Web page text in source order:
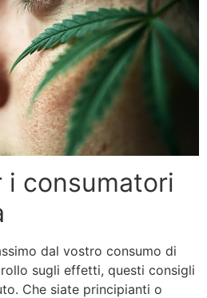
i consumatori
dal vostro consumo di
sugli effetti, questi consigli
Che siate principianti o